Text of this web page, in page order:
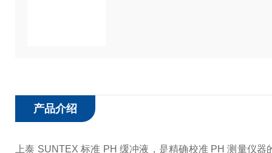
产品介绍
上泰 SUNTEX 标准 PH 缓冲液，是精确校准 PH 测量仪器